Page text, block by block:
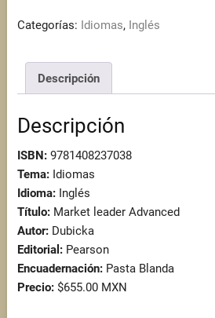
cantidad
Categorías: Idiomas, Inglés
Descripción
Descripción
ISBN:9781408237038
Tema:Idiomas
Idioma:Inglés
Título:Market leader Advanced
Autor:Dubicka
Editorial:Pearson
Encuadernación:Pasta Blanda
Precio:$655.00 MXN